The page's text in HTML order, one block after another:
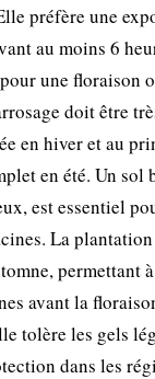
préfère une
au moins 6
une floraison
doit être
en hiver et au
en été. Un sol
est essentiel
La
permettant
avant la
tolère les gels
dans les